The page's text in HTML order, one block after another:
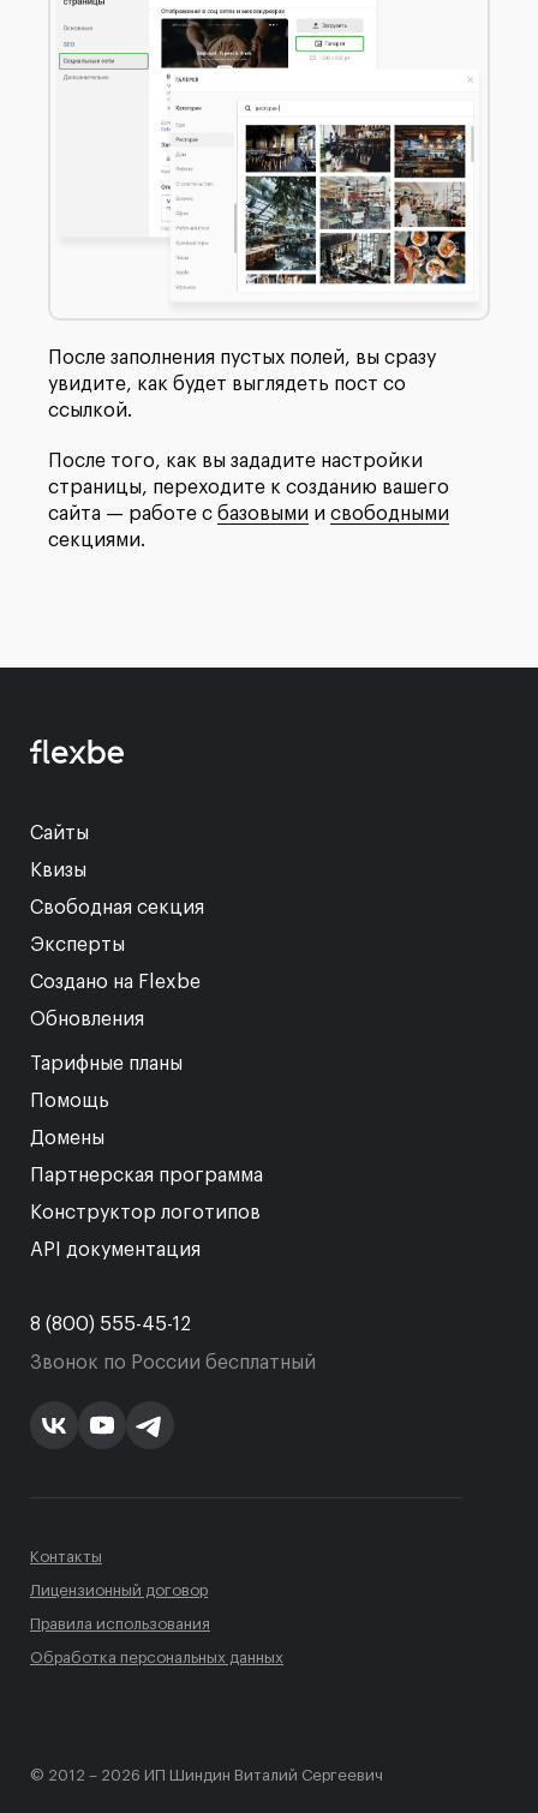
После заполнения пустых полей, вы сразу
увидите, как будет выглядеть пост со
ссылкой.
После того, как вы зададите настройки
страницы, переходите к созданию вашего
сайта — работе с базовыми и свободными
секциями.
Тарифные планы
Помощь
Домены
Партнерская программа
Конструктор логотипов
API документация
Сайты
Квизы
Свободная секция
Эксперты
Создано на Flexbe
Обновления
Звонок по России бесплатный
8 (800) 555-45-12
© 2012 – 2026 ИП Шиндин Виталий Сергеевич
Обработка персональных данных
Правила использования
Лицензионный договор
Контакты